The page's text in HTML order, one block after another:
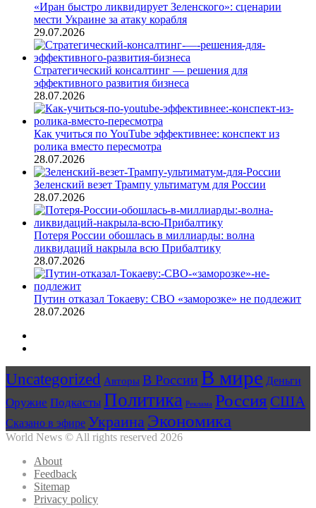
«Иран быстро ликвидирует Зеленского»: сценарии
мести Украине за атаку корабля
29.07.2026
Стратегический консалтинг — решения для
эффективного развития бизнеса
28.07.2026
Как учиться по YouTube эффективнее: конспект из
ролика вместо пересмотра
28.07.2026
Зеленский везет Трампу ультиматум для России
28.07.2026
Потеря России обошлась в миллиарды: волна
ликвидаций накрыла всю Прибалтику
28.07.2026
Путин отказал Токаеву: СВО «заморозке» не подлежит
28.07.2026
Uncategorized Авторы В России В мире Деньги
Оружие Подкасты Политика Реклама Россия США
Сказано в эфире Украина Экономика
World News © All rights reserved 2026
About
Feedback
Sitemap
Privacy policy